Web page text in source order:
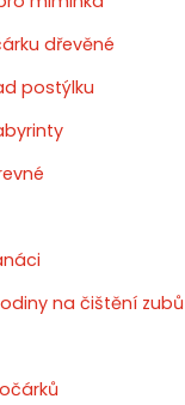
dřevěné
postýlku
na čištění zubů